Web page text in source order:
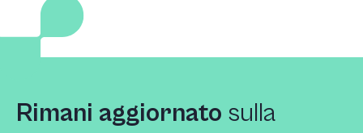
Rimani aggiornato sulla